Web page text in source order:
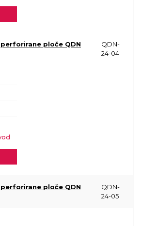
ploče QDN
QDN-
24-04
ploče QDN
QDN-
24-05